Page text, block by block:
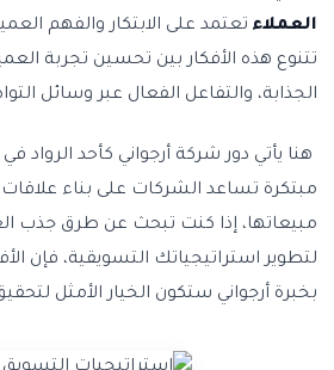
العملاء تعتمد على الابتكار والفهم
تتنوع هذه الأفكار بين تحسين تجربة
الجذابة، والتفاعل الفعال عبر وسائل
هنا يأتي دور شركة أرجواني كأحد الرواد
مبتكرة تساعد الشركات على بناء علاقات
مبيعاتها، إذا كنت تبحث عن طرق جذب
لتطوير استراتيجياتك التسويقية، فإن
بخبرة أرجواني ستكون الخيار الأمثل